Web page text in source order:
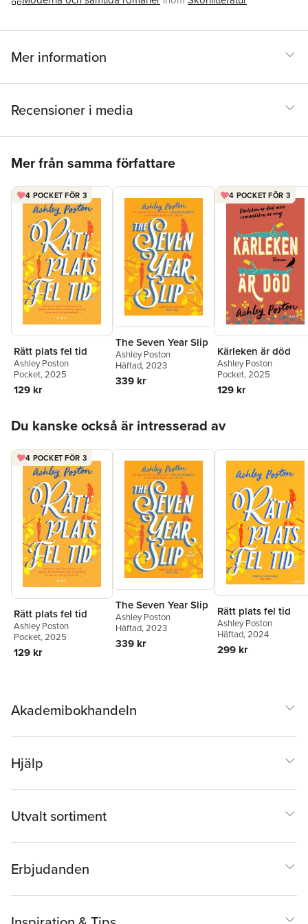
Mer information
Recensioner i media
Mer från samma författare
4 POCKET FÖR 3
Rätt plats fel tid
Ashley Poston
Pocket, 2025
129 kr
The Seven Year Slip
Ashley Poston
Häftad, 2023
339 kr
4 POCKET FÖR 3
Kärleken är död
Ashley Poston
Pocket, 2025
129 kr
Du kanske också är intresserad av
4 POCKET FÖR 3
Rätt plats fel tid
Ashley Poston
Pocket, 2025
129 kr
The Seven Year Slip
Ashley Poston
Häftad, 2023
339 kr
Rätt plats fel tid
Ashley Poston
Häftad, 2024
299 kr
Akademibokhandeln
Hjälp
Utvalt sortiment
Erbjudanden